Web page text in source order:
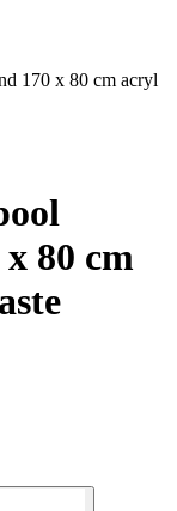
170 x 80 cm acryl
80 cm